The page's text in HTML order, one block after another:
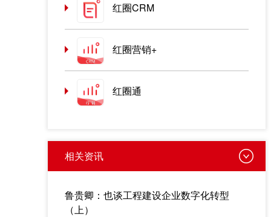
红圈CRM
红圈营销+
红圈通
相关资讯
鲁贵卿：也谈工程建设企业数字化转型
（上）